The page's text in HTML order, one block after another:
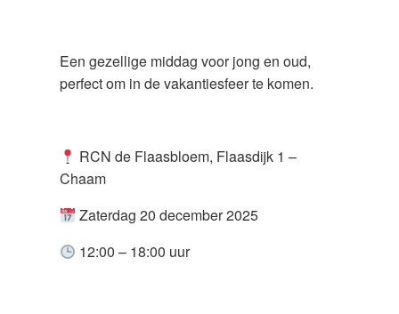
Een gezellige middag voor jong en oud,
perfect om in de vakantiesfeer te komen.
RCN de Flaasbloem, Flaasdijk 1 –
Chaam
Zaterdag 20 december 2025
12:00 – 18:00 uur